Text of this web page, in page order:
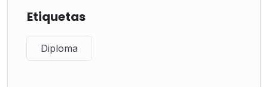
Etiquetas
Diploma